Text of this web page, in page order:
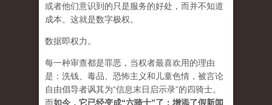
或者他们意识到的只是服务的好处，而并不知道
成本。这就是数字极权。
数据即权力。
每一种审查都是罪恶，当权者最喜欢用的理由
是：洗钱、毒品、恐怖主义和儿童色情，被言论
自由倡导者讽其为“信息末日启示录”的四骑士。
而如今，它已经变成“六骑士”了：增添了假新闻